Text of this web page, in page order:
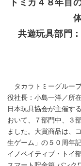
共遊玩具部門
タカラトミーグルー
役社長：小島一洋／
日本玩具協会が主催す
おいて、７部門中、３
ました。大賞商品は、
生ゲーム」の５０周年
イノベイティブ・トイ